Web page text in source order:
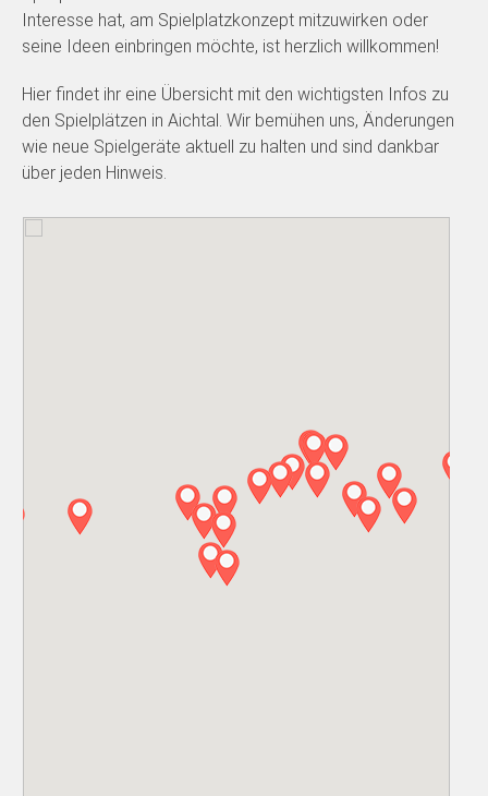
Interesse hat, am Spielplatzkonzept mitzuwirken oder
seine Ideen einbringen möchte, ist herzlich willkommen!
Hier findet ihr eine Übersicht mit den wichtigsten Infos zu
den Spielplätzen in Aichtal. Wir bemühen uns, Änderungen
wie neue Spielgeräte aktuell zu halten und sind dankbar
über jeden Hinweis.